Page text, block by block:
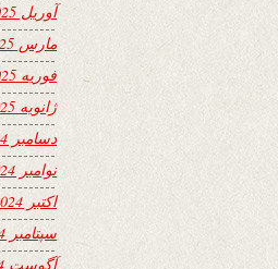
آوریل 2025
مارس 2025
فوریه 2025
ژانویه 2025
دسامبر 2024
نوامبر 2024
اکتبر 2024
سپتامبر 2024
آگوست 2024